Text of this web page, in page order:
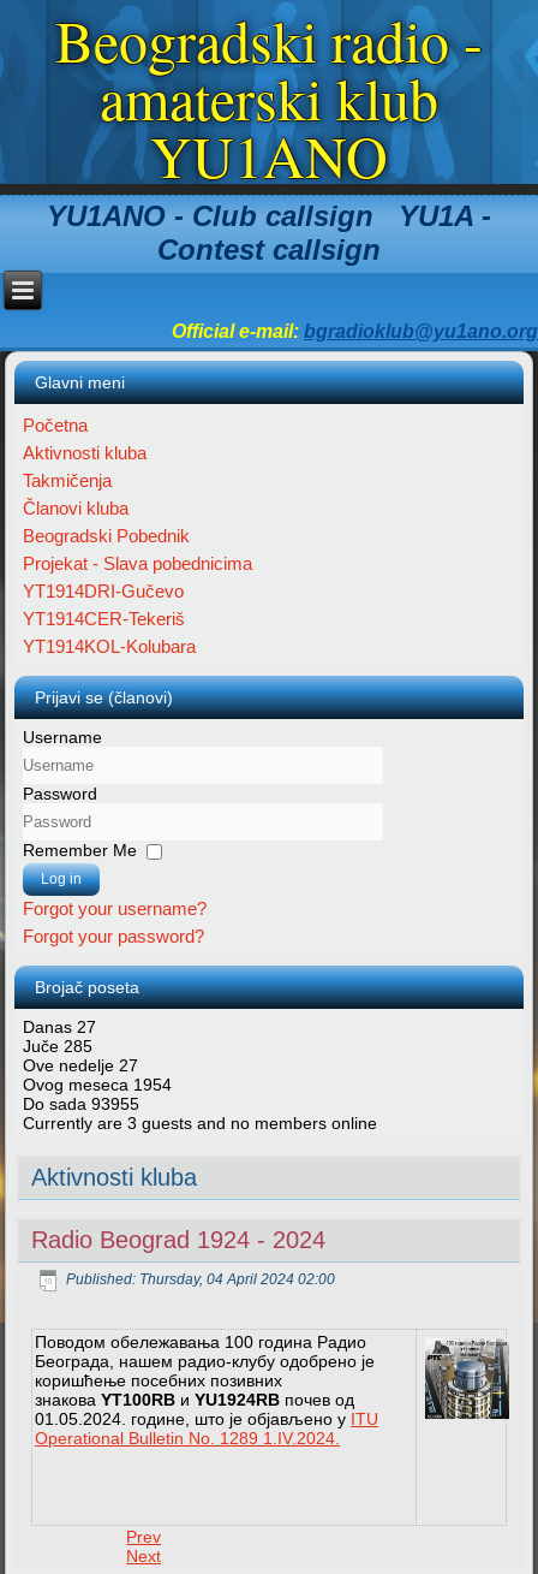
Beogradski radio -
amaterski klub
YU1ANO
YU1ANO - Club callsign YU1A -
Contest callsign
Official e-mail: bgradioklub@yu1ano.org
Glavni meni
Početna
Aktivnosti kluba
Takmičenja
Članovi kluba
Beogradski Pobednik
Projekat - Slava pobednicima
YT1914DRI-Gučevo
YT1914CER-Tekeriš
YT1914KOL-Kolubara
Prijavi se (članovi)
Username
Password
Remember Me
Log in
Forgot your username?
Forgot your password?
Brojač poseta
Danas 27
Juče 285
Ove nedelje 27
Ovog meseca 1954
Do sada93955
Currently are 3 guests and no members online
Aktivnosti kluba
Radio Beograd 1924 - 2024
Published: Thursday, 04 April 2024 02:00
Поводом обележавања 100 година Радио
Београда, нашем радио-клубу одобрено је
коришћење посебних позивних
знакова YT100RB и YU1924RB почев од
01.05.2024. године, што је објављено у ITU
Operational Bulletin No. 1289 1.IV.2024.
Prev
Next